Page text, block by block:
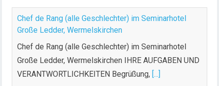
Chef de Rang (alle Geschlechter) im Seminarhotel
Große Ledder, Wermelskirchen
Chef de Rang (alle Geschlechter) im Seminarhotel
Große Ledder, Wermelskirchen IHRE AUFGABEN UND
VERANTWORTLICHKEITEN Begrüßung, [...]